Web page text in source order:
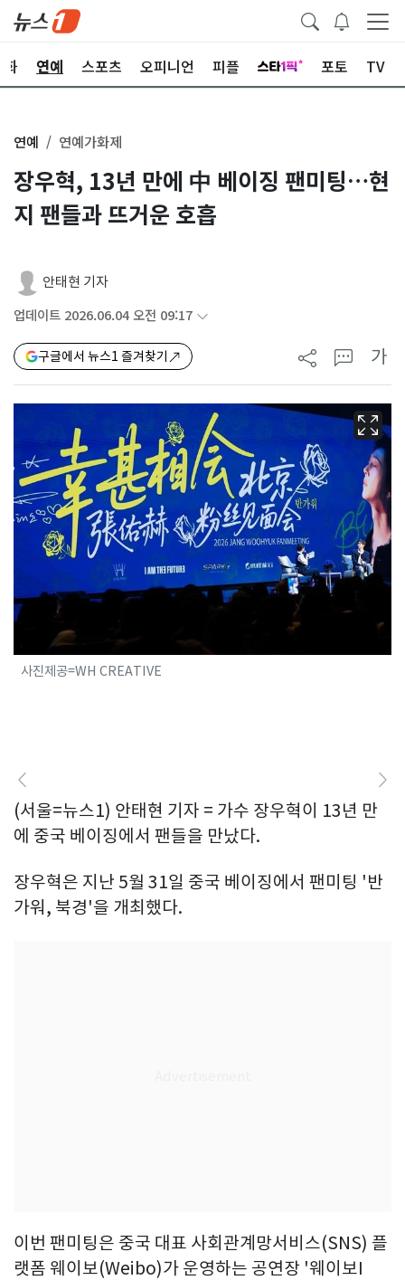
화 연예 스포츠 오피니언 피플 포토 TV
연예 연예가화제
장우혁, 13년 만에 中 베이징 팬미팅…현
지 팬들과 뜨거운 호흡
안태현 기자
업데이트 2026.06.04 오전 09:17
구글에서 뉴스1 즐겨찾기 가
사진제공=WH CREATIVE
(서울=뉴스1) 안태현 기자 = 가수 장우혁이 13년 만
에 중국 베이징에서 팬들을 만났다.
장우혁은 지난 5월 31일 중국 베이징에서 팬미팅 '반
가워, 북경'을 개최했다.
이번 팬미팅은 중국 대표 사회관계망서비스(SNS) 플
랫폼 웨이보(Weibo)가 운영하는 공연장 '웨이보I